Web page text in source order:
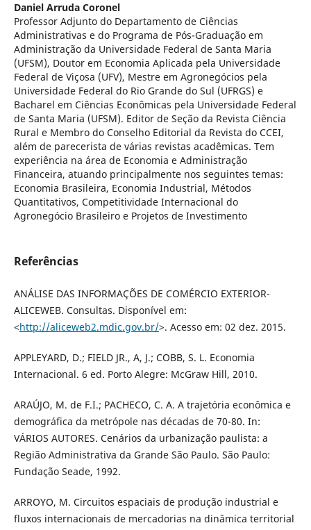
Daniel Arruda Coronel
Professor Adjunto do Departamento de Ciências
Administrativas e do Programa de Pós-Graduação em
Administração da Universidade Federal de Santa Maria
(UFSM), Doutor em Economia Aplicada pela Universidade
Federal de Viçosa (UFV), Mestre em Agronegócios pela
Universidade Federal do Rio Grande do Sul (UFRGS) e
Bacharel em Ciências Econômicas pela Universidade Federal
de Santa Maria (UFSM). Editor de Seção da Revista Ciência
Rural e Membro do Conselho Editorial da Revista do CCEI,
além de parecerista de várias revistas acadêmicas. Tem
experiência na área de Economia e Administração
Financeira, atuando principalmente nos seguintes temas:
Economia Brasileira, Economia Industrial, Métodos
Quantitativos, Competitividade Internacional do
Agronegócio Brasileiro e Projetos de Investimento
Referências
ANÁLISE DAS INFORMAÇÕES DE COMÉRCIO EXTERIOR-
ALICEWEB. Consultas. Disponível em:
<http://aliceweb2.mdic.gov.br/>. Acesso em: 02 dez. 2015.
APPLEYARD, D.; FIELD JR., A, J.; COBB, S. L. Economia
Internacional. 6 ed. Porto Alegre: McGraw Hill, 2010.
ARAÚJO, M. de F.I.; PACHECO, C. A. A trajetória econômica e
demográfica da metrópole nas décadas de 70-80. In:
VÁRIOS AUTORES. Cenários da urbanização paulista: a
Região Administrativa da Grande São Paulo. São Paulo:
Fundação Seade, 1992.
ARROYO, M. Circuitos espaciais de produção industrial e
fluxos internacionais de mercadorias na dinâmica territorial